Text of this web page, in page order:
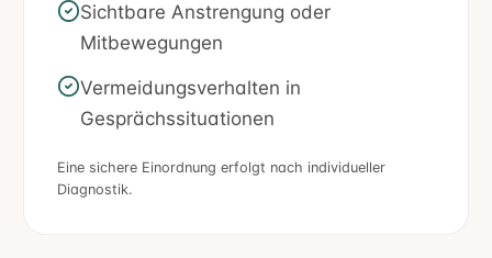
Sichtbare Anstrengung oder
Mitbewegungen
Vermeidungsverhalten in
Gesprächssituationen
Eine sichere Einordnung erfolgt nach individueller
Diagnostik.